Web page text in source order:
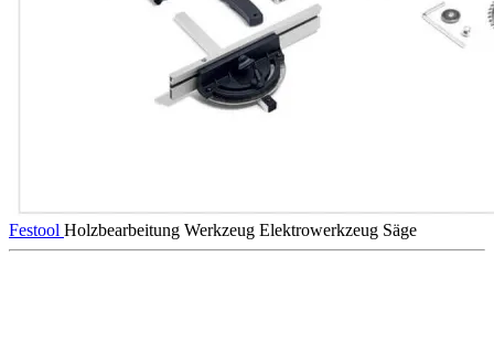
Festool Holzbearbeitung Werkzeug Elektrowerkzeug Säge